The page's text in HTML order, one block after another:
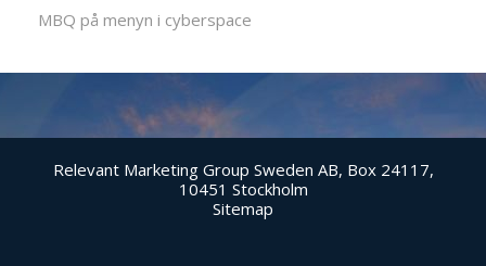
MBQ på menyn i cyberspace
Relevant Marketing Group Sweden AB, Box 24117,
10451 Stockholm
Sitemap